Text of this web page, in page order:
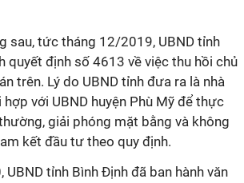
sau, tức tháng 12/2019, UBND tỉnh
quyết định số 4613 về việc thu hồi chủ
trên. Lý do UBND tỉnh đưa ra là nhà
với UBND huyện Phù Mỹ để thực
giải phóng mặt bằng và không
kết đầu tư theo quy định.
tỉnh Bình Định đã ban hành văn